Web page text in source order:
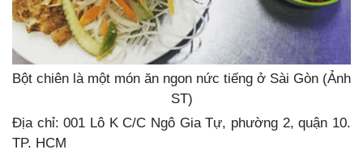
Bột chiên là một món ăn ngon nức tiếng ở Sài Gòn (Ảnh
ST)
Địa chỉ: 001 Lô K C/C Ngô Gia Tự, phường 2, quận 10.
TP. HCM